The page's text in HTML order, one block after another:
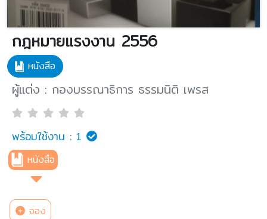
กฎหมายแรงงาน 2556
หนังสือ
ผู้แต่ง : กองบรรณาธิการ ธรรมนิติ เพรส
พร้อมใช้งาน : 1
หนังสือ
จอง